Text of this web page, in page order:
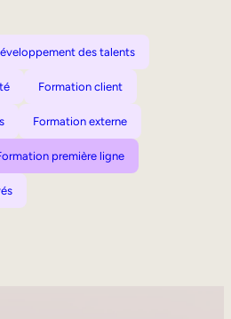
des talents
Formation client
Formation externe
première ligne